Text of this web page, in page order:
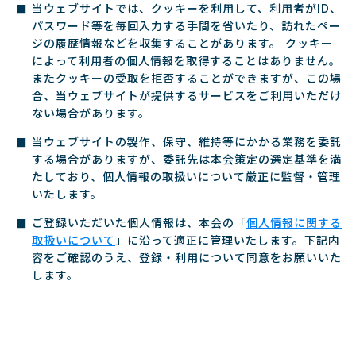
当ウェブサイトでは、クッキーを利用して、利用者がID、
パスワード等を毎回入力する手間を省いたり、訪れたペー
ジの履歴情報などを収集することがあります。 クッキー
によって利用者の個人情報を取得することはありません。
またクッキーの受取を拒否することができますが、この場
合、当ウェブサイトが提供するサービスをご利用いただけ
ない場合があります。
当ウェブサイトの製作、保守、維持等にかかる業務を委託
する場合がありますが、委託先は本会策定の選定基準を満
たしており、個人情報の取扱いについて厳正に監督・管理
いたします。
ご登録いただいた個人情報は、本会の「個人情報に関する
取扱いについて 」に沿って適正に管理いたします。下記内
容をご確認のうえ、登録・利用について同意をお願いいた
します。